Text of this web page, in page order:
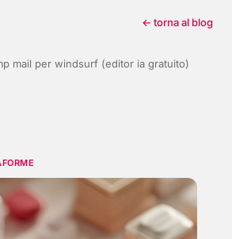
← torna al blog
mail per windsurf (editor ia gratuito)